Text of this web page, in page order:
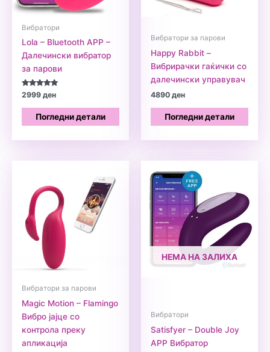
Вибратори
Lola – Bluetooth APP –
Далечински вибратор
за парови
Оценето
5.00
од 5
2999ден
Погледни детали
Вибратори за парови
Happy Rabbit –
Вибрирачки гаќички со
далечински управувач
4890ден
Погледни детали
Вибратори за парови
Magic Motion – Flamingo
Вибро јајце со
контрола преку
апликација
НЕМА НА ЗАЛИХА
Вибратори
Satisfyer – Double Joy
APP Вибратор